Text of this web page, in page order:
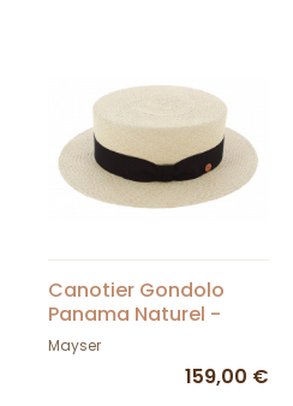
Canotier Gondolo
Panama Naturel -
Mayser
Mayser
159,00 €